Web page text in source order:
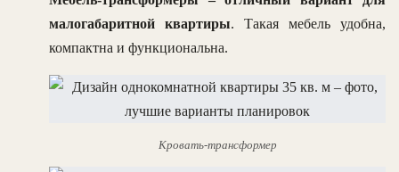
малогабаритной квартиры. Такая мебель удобна,
компактна и функциональна.
Кровать-трансформер